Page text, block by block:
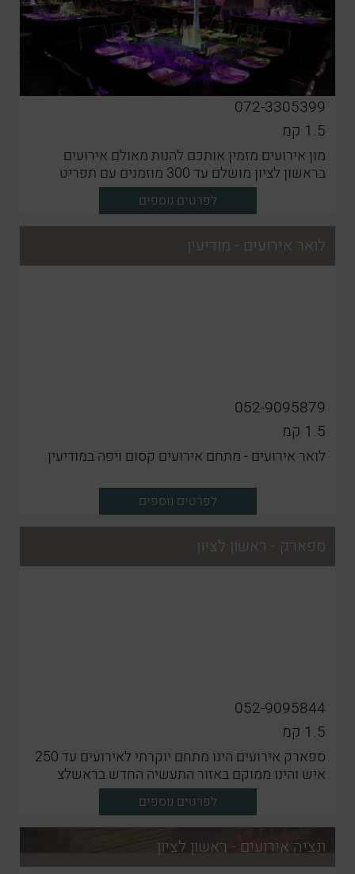
072-3305399
1.5 קמ
מון אירועים מזמין אותכם להנות מאולם אירועים
בראשון לציון מושלם עד 300 מוזמנים עם תפריט
לפרטים נוספים
לואר אירועים - מודיעין
052-9095879
1.5 קמ
לואר אירועים - מתחם אירועים קסום ויפה במודיעין
לפרטים נוספים
ספארק - ראשון לציון
052-9095844
1.5 קמ
ספארק אירועים הינו מתחם יוקרתי לאירועים עד 250
איש והינו ממוקם באזור התעשיה החדש בראשלצ
לפרטים נוספים
ונציה אירועים - ראשון לציון